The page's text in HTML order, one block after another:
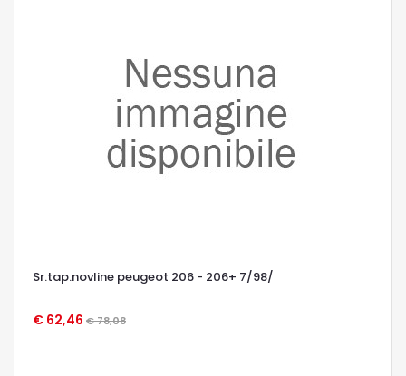
Sr.tap.novline peugeot 206 - 206+ 7/98/
€ 62,46 € 78,08
OCCHIATA VELOCE